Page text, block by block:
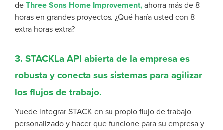
de Three Sons Home Improvement, ahorra más de 8
horas en grandes proyectos. ¿Qué haría usted con 8
extra horas extra?
3. STACKLa API abierta de la empresa es
robusta y conecta sus sistemas para agilizar
los flujos de trabajo.
Yuede integrar STACK en su propio flujo de trabajo
personalizado y hacer que funcione para su empresa y